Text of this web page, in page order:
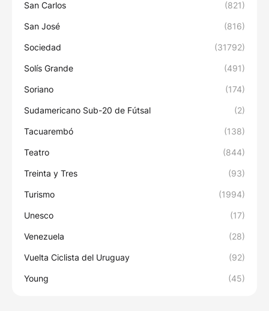
San Carlos (821)
San José (816)
Sociedad (31792)
Solís Grande (491)
Soriano (174)
Sudamericano Sub-20 de Fútsal (2)
Tacuarembó (138)
Teatro (844)
Treinta y Tres (93)
Turismo (1994)
Unesco (17)
Venezuela (28)
Vuelta Ciclista del Uruguay (92)
Young (45)